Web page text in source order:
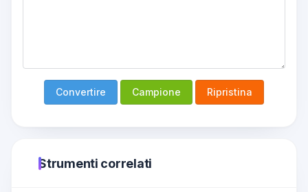
Convertire Campione Ripristina
Strumenti correlati